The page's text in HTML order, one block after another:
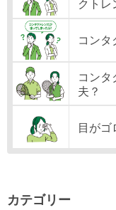
コン
コン
夫？
目が
カテゴリー